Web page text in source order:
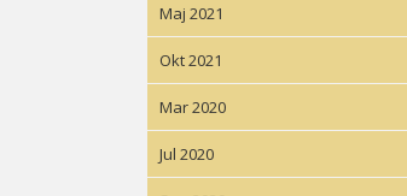
Maj 2021
Okt 2021
Mar 2020
Jul 2020